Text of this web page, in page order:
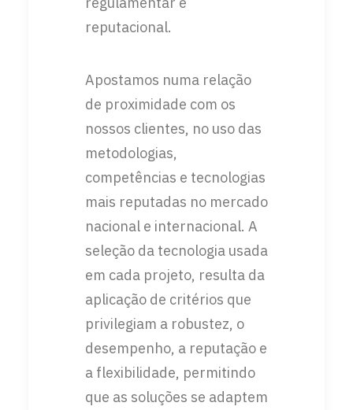
reputacional.
Apostamos numa relação
de proximidade com os
nossos clientes, no uso das
metodologias,
competências e tecnologias
mais reputadas no mercado
nacional e internacional. A
seleção da tecnologia usada
em cada projeto, resulta da
aplicação de critérios que
privilegiam a robustez, o
desempenho, a reputação e
a flexibilidade, permitindo
que as soluções se adaptem